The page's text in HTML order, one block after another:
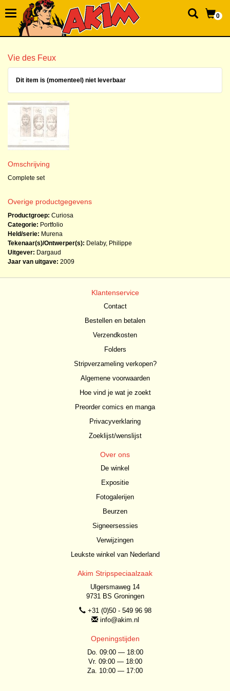
0
Vie des Feux
Dit item is (momenteel) niet leverbaar
Omschrijving
Complete set
Overige productgegevens
Productgroep: Curiosa
Categorie: Portfolio
Held/serie: Murena
Tekenaar(s)/Ontwerper(s): Delaby, Philippe
Uitgever: Dargaud
Jaar van uitgave: 2009
Klantenservice
Contact
Bestellen en betalen
Verzendkosten
Folders
Stripverzameling verkopen?
Algemene voorwaarden
Hoe vind je wat je zoekt
Preorder comics en manga
Privacyverklaring
Zoeklijst/wenslijst
Over ons
De winkel
Expositie
Fotogalerijen
Beurzen
Signeersessies
Verwijzingen
Leukste winkel van Nederland
Akim Stripspeciaalzaak
Ulgersmaweg 14
9731 BS Groningen
+31 (0)50 - 549 96 98
info@akim.nl
Openingstijden
Do. 09:00 — 18:00
Vr. 09:00 — 18:00
Za. 10:00 — 17:00